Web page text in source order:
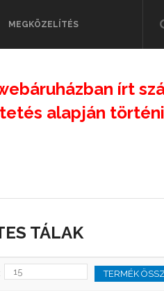
MEGKÖZELÍTÉS
írt
alapján
TÁLAK
TERMÉK